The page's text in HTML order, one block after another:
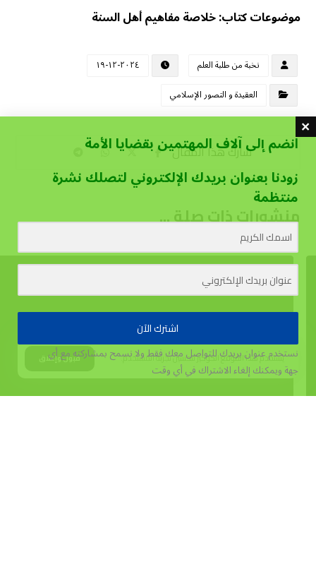
موضوعات كتاب: خلاصة مفاهيم أهل السنة
نخبة من طلبة العلم
٢٠٢٤-١٢-١٩
العقيدة و التصور الإسلامي
منشورات ذات صلة ...
يستخدم هذا الموقع الكوكيز لتحسين تجربة المستخدم. قبول وإغلاق
انضم إلى آلاف المهتمين بقضايا الأمة
زودنا بعنوان بريدك الإلكتروني لتصلك نشرة
منتظمة
اشترك الآن
نستخدم عنوان بريدك للتواصل معك فقط ولا نسمح بمشاركته مع أي
جهةويمكنك إلغاء الاشتراك في أي وقت